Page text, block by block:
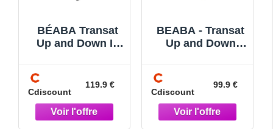
BÉABA Transat
Up and Down III
dInclinaison 4
Hauteurs Harnais
Sécurité
Cdiscount
119.9 €
BEABA - Transat
Up and Down
Cdiscount
99.9 €